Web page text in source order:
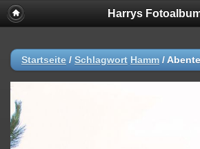
Harrys
Startseite / Schlagwort Hamm /